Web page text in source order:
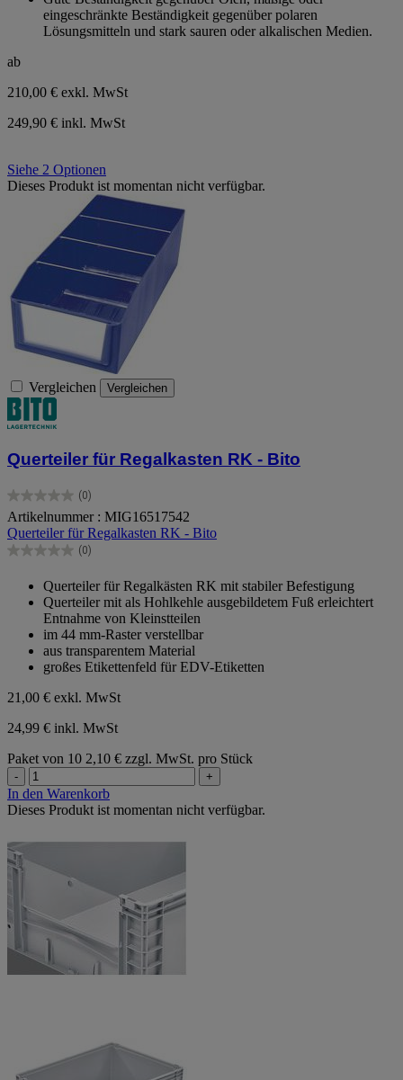
eingeschränkte Beständigkeit gegenüber polaren
Lösungsmitteln und stark sauren oder alkalischen Medien.
ab
210,00 € exkl. MwSt
249,90 € inkl. MwSt
Siehe 2 Optionen
Dieses Produkt ist momentan nicht verfügbar.
Vergleichen Vergleichen
Querteiler für Regalkasten RK - Bito
(0)
0.0
von
5
Sternen.
Artikelnummer : MIG16517542
Querteiler für Regalkasten RK - Bito
(0)
0.0
Sternen.
Querteiler für Regalkästen RK mit stabiler Befestigung
Querteiler mit als Hohlkehle ausgebildetem Fuß erleichtert
Entnahme von Kleinstteilen
im 44 mm-Raster verstellbar
aus transparentem Material
großes Etikettenfeld für EDV-Etiketten
21,00 € exkl. MwSt
24,99 € inkl. MwSt
Paket von 10 2,10 € zzgl. MwSt. pro Stück
- +
In den Warenkorb
Dieses Produkt ist momentan nicht verfügbar.